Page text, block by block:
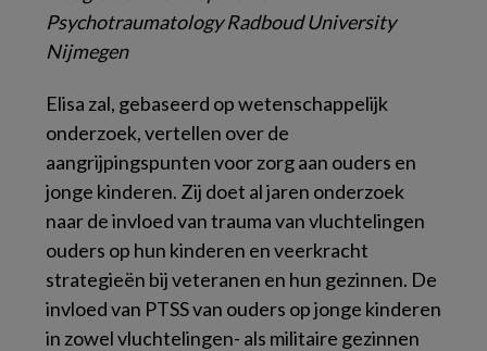
Psychotraumatology Radboud University
Nijmegen
Elisa zal, gebaseerd op wetenschappelijk
onderzoek, vertellen over de
aangrijpingspunten voor zorg aan ouders en
jonge kinderen. Zij doet al jaren onderzoek
naar de invloed van trauma van vluchtelingen
ouders op hun kinderen en veerkracht
strategieën bij veteranen en hun gezinnen. De
invloed van PTSS van ouders op jonge kinderen
in zowel vluchtelingen- als militaire gezinnen